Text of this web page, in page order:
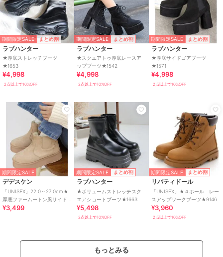
期間限定SALE まとめ割
ラブハンター
★厚底ストレッチブーツ
★1653
¥4,998
2点以上で10%OFF
期間限定SALE まとめ割
ラブハンター
★スクエアトゥ厚底レースア
ップブーツ★1542
¥4,998
2点以上で10%OFF
期間限定SALE まとめ割
ラブハンター
★厚底サイドゴアブーツ
★1571
¥4,998
2点以上で10%OFF
期間限定SALE
デデスケン
「UNISEX」22.0～27.0cm★
厚底ファームートン風サイド
ゴアブーツ★6364
¥3,499
期間限定SALE まとめ割
ラブハンター
★ボリュームストレッチスク
エアショートブーツ★1663
¥5,498
2点以上で10%OFF
期間限定SALE まとめ割
リバティドール
「UNISEX」★４ホール レー
スアップワークブーツ★9146
¥3,960
2点以上で10%OFF
もっとみる